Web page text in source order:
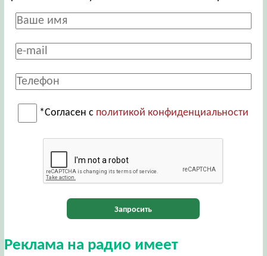
*Согласен с политикой конфиденциальности
Запросить
Реклама на радио имеет